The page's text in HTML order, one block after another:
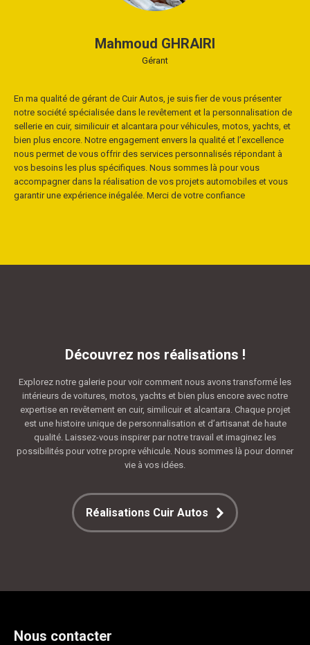
Mahmoud GHRAIRI
Gérant
En ma qualité de gérant de Cuir Autos, je suis fier de vous présenter
notre société spécialisée dans le revêtement et la personnalisation de
sellerie en cuir, similicuir et alcantara pour véhicules, motos, yachts, et
bien plus encore. Notre engagement envers la qualité et l’excellence
nous permet de vous offrir des services personnalisés répondant à
vos besoins les plus spécifiques. Nous sommes là pour vous
accompagner dans la réalisation de vos projets automobiles et vous
garantir une expérience inégalée. Merci de votre confiance
Découvrez nos réalisations !
Explorez notre galerie pour voir comment nous avons transformé les
intérieurs de voitures, motos, yachts et bien plus encore avec notre
expertise en revêtement en cuir, similicuir et alcantara. Chaque projet
est une histoire unique de personnalisation et d’artisanat de haute
qualité. Laissez-vous inspirer par notre travail et imaginez les
possibilités pour votre propre véhicule. Nous sommes là pour donner
vie à vos idées.
Réalisations Cuir Autos
Nous contacter